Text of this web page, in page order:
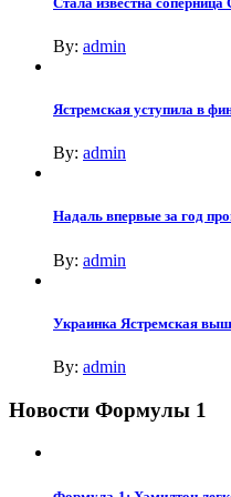
By: admin
Ястремская уступила в
By: admin
Надаль впервые за год
By: admin
Украинка Ястремская
By: admin
Новости Формулы 1